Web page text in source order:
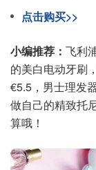
点击购买>>
小编推荐： 飞利
的美白电动牙刷
€5.5，男士理发
做自己的精致托
算哦！